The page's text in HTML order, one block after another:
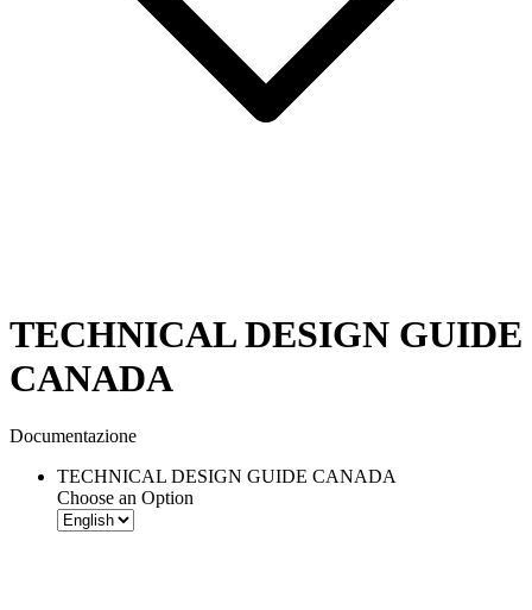
TECHNICAL DESIGN GUIDE
CANADA
Documentazione
TECHNICAL DESIGN GUIDE CANADA
Choose an Option